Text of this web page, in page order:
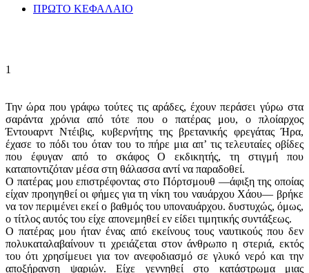
ΠΡΩΤΟ ΚΕΦΑΛΑΙΟ
1
Την ώρα που γράφω τούτες τις αράδες, έχουν περάσει γύρω στα
σαράντα χρόνια από τότε που ο πατέρας μου, ο πλοίαρχος
Έντουαρντ Ντέιβις, κυβερνήτης της βρετανικής φρεγάτας Ήρα,
έχασε το πόδι του όταν του το πήρε μια απ’ τις τελευταίες οβίδες
που έφυγαν από το σκάφος Ο εκδικητής, τη στιγμή που
καταποντιζόταν μέσα στη θάλασσα αντί να παραδοθεί.
Ο πατέρας μου επιστρέφοντας στο Πόρτσμουθ —άφιξη της οποίας
είχαν προηγηθεί οι φήμες για τη νίκη του ναυάρχου Χάου— βρήκε
να τον περιμένει εκεί ο βαθμός του υποναυάρχου. δυστυχώς, όμως,
ο τίτλος αυτός του είχε απονεμηθεί εν είδει τιμητικής συντάξεως.
Ο πατέρας μου ήταν ένας από εκείνους τους ναυτικούς που δεν
πολυκαταλαβαίνουν τι χρειάζεται στον άνθρωπο η στεριά, εκτός
του ότι χρησίμευει για τον ανεφοδιασμό σε γλυκό νερό και την
αποξήρανση ψαριών. Είχε γεννηθεί στο κατάστρωμα μιας